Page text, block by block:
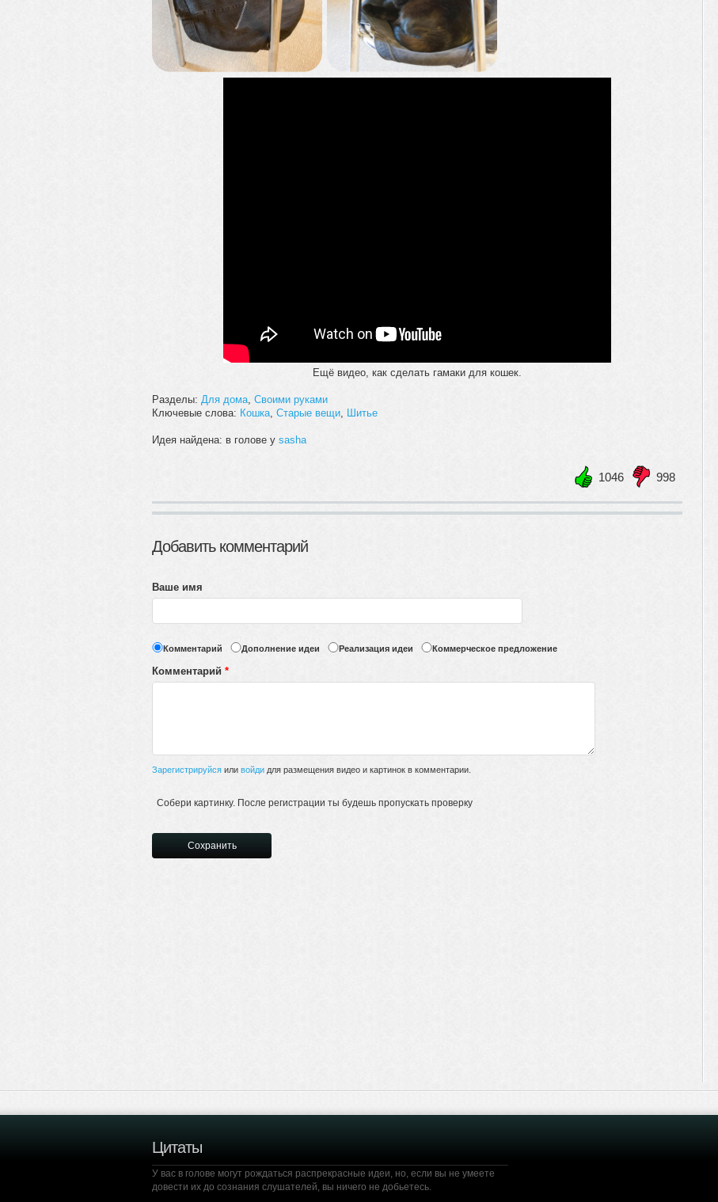
Ещё видео, как сделать гамаки для кошек.
Разделы: Для дома, Своими руками
Ключевые слова: Кошка, Старые вещи, Шитье
Идея найдена: в голове у sasha
1046 998
Добавить комментарий
Ваше имя
Комментарий Дополнение идеи Реализация идеи Коммерческое предложение
Комментарий *
Зарегистрируйся или войди для размещения видео и картинок в комментарии.
Собери картинку. После регистрации ты будешь пропускать проверку
Цитаты
У вас в голове могут рождаться распрекрасные идеи, но, если вы не умеете
довести их до сознания слушателей, вы ничего не добьетесь.